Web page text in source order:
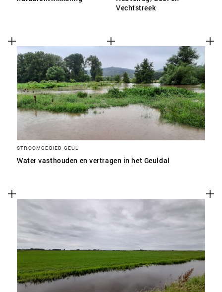
Vechtstreek
STROOMGEBIED GEUL
Water vasthouden en vertragen in het Geuldal